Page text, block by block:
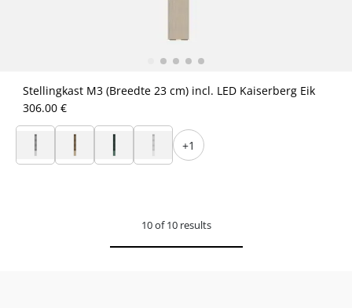
Stellingkast M3 (Breedte 23 cm) incl. LED Kaiserberg Eik
306.00 €
+1
10 of 10 results